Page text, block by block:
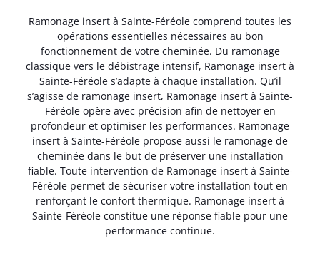
Ramonage insert à Sainte-Féréole comprend toutes les
opérations essentielles nécessaires au bon
fonctionnement de votre cheminée. Du ramonage
classique vers le débistrage intensif, Ramonage insert à
Sainte-Féréole s’adapte à chaque installation. Qu’il
s’agisse de ramonage insert, Ramonage insert à Sainte-
Féréole opère avec précision afin de nettoyer en
profondeur et optimiser les performances. Ramonage
insert à Sainte-Féréole propose aussi le ramonage de
cheminée dans le but de préserver une installation
fiable. Toute intervention de Ramonage insert à Sainte-
Féréole permet de sécuriser votre installation tout en
renforçant le confort thermique. Ramonage insert à
Sainte-Féréole constitue une réponse fiable pour une
performance continue.